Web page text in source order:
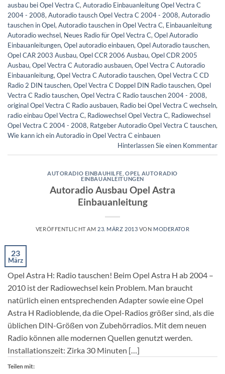
ausbau bei Opel Vectra C, Autoradio Einbauanleitung Opel Vectra C
2004 - 2008, Autoradio tausch Opel Vectra C 2004 - 2008, Autoradio
tauschen in Opel, Autoradio tauschen in Opel Vectra C, Einbauanleitung
Autoradio wechsel, Neues Radio für Opel Vectra C, Opel Autoradio
Einbauanleitungen, Opel autoradio einbauen, Opel Autoradio tauschen,
Opel CAR 2003 Ausbau, Opel CCR 2006 Ausbau, Opel CDR 2005
Ausbau, Opel Vectra C Autoradio ausbauen, Opel Vectra C Autoradio
Einbauanleitung, Opel Vectra C Autoradio tauschen, Opel Vectra C CD
Radio 2 DIN tauschen, Opel Vectra C Doppel DIN Radio tauschen, Opel
Vectra C Radio tauschen, Opel Vectra C Radio tauschen 2004 - 2008,
original Opel Vectra C Radio ausbauen, Radio bei Opel Vectra C wechseln,
radio einbau Opel Vectra C, Radiowechsel Opel Vectra C, Radiowechsel
Opel Vectra C 2004 - 2008, Ratgeber Autoradio Opel Vectra C tauschen,
Wie kann ich ein Autoradio in Opel Vectra C einbauen
Hinterlassen Sie einen Kommentar
AUTORADIO EINBAUHILFE ,OPEL AUTORADIO
EINBAUANLEITUNGEN
Autoradio Ausbau Opel Astra
Einbauanleitung
VERÖFFENTLICHT AM 23. MÄRZ 2013 VON MODERATOR
23
März
Opel Astra H: Radio tauschen! Beim Opel Astra H ab 2004 –
2010 ist der Radiowechsel kein Problem. Man braucht
natürlich einen entsprechenden Adapter sowie eine Opel
Astra H Radioblende, da die Opel-Radios größer sind, als die
üblichen DIN-Größen von Zubehörradios. Mit dem neuen
Radio können alle modernen Quellen genutzt werden.
Installationszeit: Zirka 30 Minuten […]
Teilen mit: